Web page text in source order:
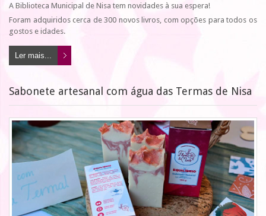
A Biblioteca Municipal de Nisa tem novidades à sua espera!
Foram adquiridos cerca de 300 novos livros, com opções para todos os
gostos e idades.
Ler mais...
Sabonete artesanal com água das Termas de Nisa